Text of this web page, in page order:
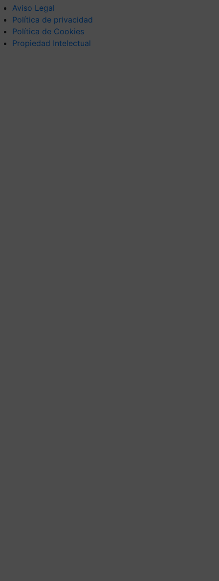
Aviso Legal
Política de privacidad
Política de Cookies
Propiedad Intelectual